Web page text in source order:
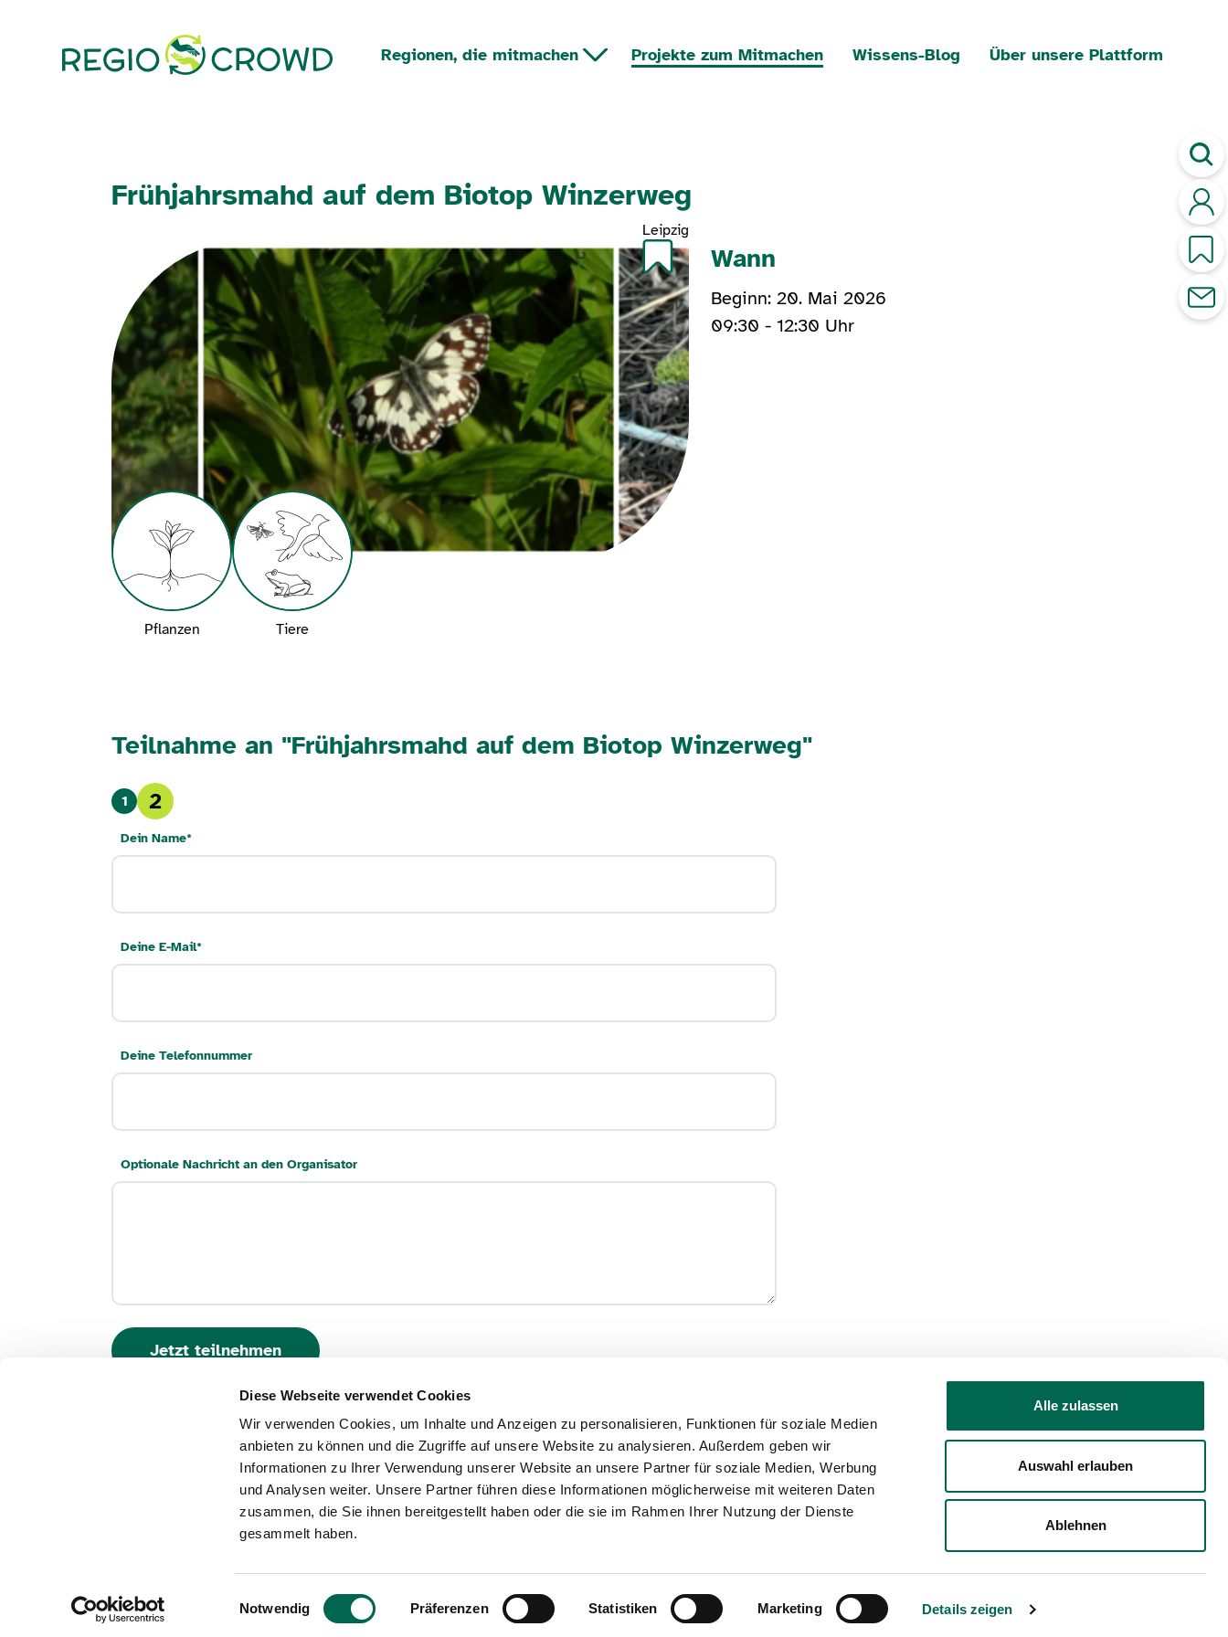
Diese Webseite verwendet Cookies
Wir verwenden Cookies, um Inhalte und Anzeigen zu personalisieren, Funktionen für soziale Medien
anbieten zu können und die Zugriffe auf unsere Website zu analysieren. Außerdem geben wir
Informationen zu Ihrer Verwendung unserer Website an unsere Partner für soziale Medien, Werbung
und Analysen weiter. Unsere Partner führen diese Informationen möglicherweise mit weiteren Daten
zusammen, die Sie ihnen bereitgestellt haben oder die sie im Rahmen Ihrer Nutzung der Dienste
gesammelt haben.
Einwilligungsauswahl
Notwendig Präferenzen Statistiken Marketing Details zeigen
Alle zulassen
Auswahl erlauben
Ablehnen
Regionen, die mitmachen Projekte zum Mitmachen Wissens-Blog Über unsere Plattform
Frühjahrsmahd auf dem Biotop Winzerweg
Leipzig
Pflanzen Tiere
Wann
Beginn: 20. Mai 2026
09:30 - 12:30 Uhr
Teilnahme an "Frühjahrsmahd auf dem Biotop Winzerweg"
1 2
Dein Name*
Deine E-Mail*
Deine Telefonnummer
Optionale Nachricht an den Organisator
Impressum Datenschutz Nutzungsbedingungen Erklärung zur Barrierefreiheit
© 2026 RegioCrowd - Dein Engagementportal für aktiven Natur- und Umweltschutz